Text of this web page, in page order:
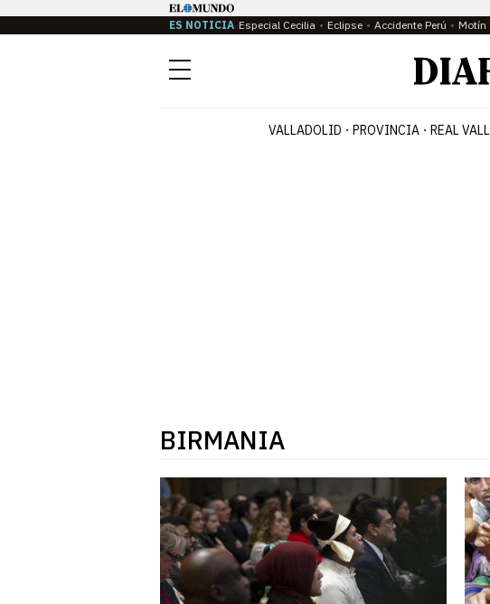
ES NOTICIA Especial Cecilia Eclipse Accidente Perú Motín
Menú
VALLADOLID PROVINCIA REAL
BIRMANIA